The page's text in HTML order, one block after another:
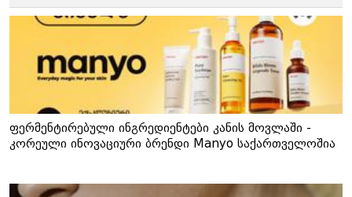
ფერმენტირებული ინგრედიენტები კანის მოვლაში -
კორეული ინოვაციური ბრენდი Manyo საქართველოშია